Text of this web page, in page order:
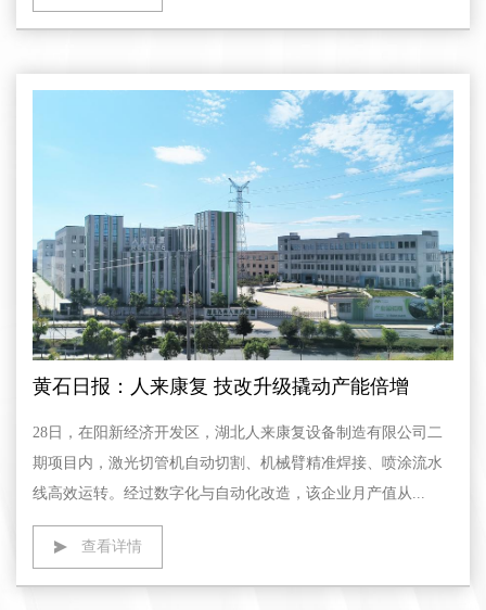
黄石日报：人来康复 技改升级撬动产能倍增
28日，在阳新经济开发区，湖北人来康复设备制造有限公司二
期项目内，激光切管机自动切割、机械臂精准焊接、喷涂流水
线高效运转。经过数字化与自动化改造，该企业月产值从...
查看详情